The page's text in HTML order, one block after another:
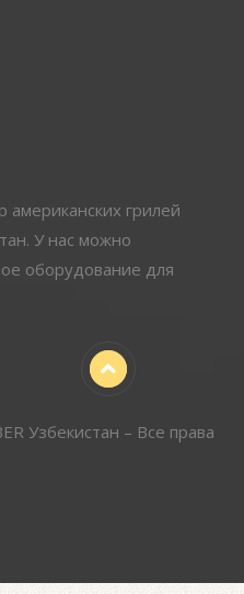
грилей
У нас можно
оборудование для
Узбекистан – Все права